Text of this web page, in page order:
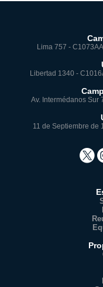
Lima 757 -
Libertad 1340 -
Av. Intermédanos Sur
11 de Septiembre de